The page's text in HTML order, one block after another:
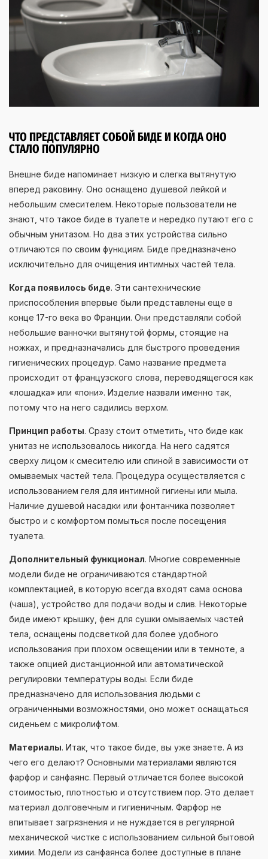
ЧТО ПРЕДСТАВЛЯЕТ СОБОЙ БИДЕ И КОГДА ОНО
СТАЛО ПОПУЛЯРНО
Внешне биде напоминает низкую и слегка вытянутую
вперед раковину. Оно оснащено душевой лейкой и
небольшим смесителем. Некоторые пользователи не
знают, что такое биде в туалете и нередко путают его с
обычным унитазом. Но два этих устройства сильно
отличаются по своим функциям. Биде предназначено
исключительно для очищения интимных частей тела.
Когда появилось биде. Эти сантехнические
приспособления впервые были представлены еще в
конце 17-го века во Франции. Они представляли собой
небольшие ванночки вытянутой формы, стоящие на
ножках, и предназначались для быстрого проведения
гигиенических процедур. Само название предмета
происходит от французского слова, переводящегося как
«лошадка» или «пони». Изделие назвали именно так,
потому что на него садились верхом.
Принцип работы. Сразу стоит отметить, что биде как
унитаз не использовалось никогда. На него садятся
сверху лицом к смесителю или спиной в зависимости от
омываемых частей тела. Процедура осуществляется с
использованием геля для интимной гигиены или мыла.
Наличие душевой насадки или фонтанчика позволяет
быстро и с комфортом помыться после посещения
туалета.
Дополнительный функционал. Многие современные
модели биде не ограничиваются стандартной
комплектацией, в которую всегда входят сама основа
(чаша), устройство для подачи воды и слив. Некоторые
биде имеют крышку, фен для сушки омываемых частей
тела, оснащены подсветкой для более удобного
использования при плохом освещении или в темноте, а
также опцией дистанционной или автоматической
регулировки температуры воды. Если биде
предназначено для использования людьми с
ограниченными возможностями, оно может оснащаться
сиденьем с микролифтом.
Материалы. Итак, что такое биде, вы уже знаете. А из
чего его делают? Основными материалами являются
фарфор и санфаянс. Первый отличается более высокой
стоимостью, плотностью и отсутствием пор. Это делает
материал долговечным и гигиеничным. Фарфор не
впитывает загрязнения и не нуждается в регулярной
механической чистке с использованием сильной бытовой
химии. Модели из санфаянса более доступные в плане